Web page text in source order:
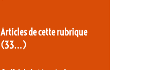
Articles de cette rubrique
(33…)